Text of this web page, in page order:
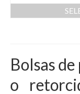
Bolsas
o